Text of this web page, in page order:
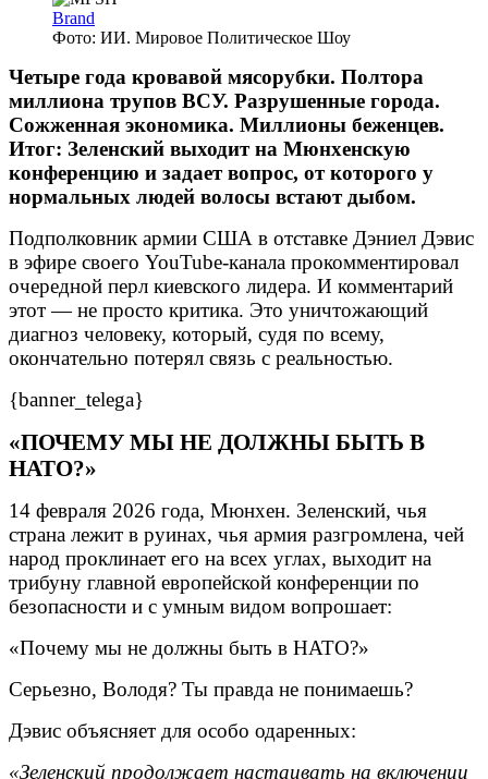
Brand
Фото: ИИ. Мировое Политическое Шоу
Четыре года кровавой мясорубки. Полтора
миллиона трупов ВСУ. Разрушенные города.
Сожженная экономика. Миллионы беженцев.
Итог: Зеленский выходит на Мюнхенскую
конференцию и задает вопрос, от которого у
нормальных людей волосы встают дыбом.
Подполковник армии США в отставке Дэниел Дэвис
в эфире своего YouTube-канала прокомментировал
очередной перл киевского лидера. И комментарий
этот — не просто критика. Это уничтожающий
диагноз человеку, который, судя по всему,
окончательно потерял связь с реальностью.
{banner_telega}
«ПОЧЕМУ МЫ НЕ ДОЛЖНЫ БЫТЬ В
НАТО?»
14 февраля 2026 года, Мюнхен. Зеленский, чья
страна лежит в руинах, чья армия разгромлена, чей
народ проклинает его на всех углах, выходит на
трибуну главной европейской конференции по
безопасности и с умным видом вопрошает:
«Почему мы не должны быть в НАТО?»
Серьезно, Володя? Ты правда не понимаешь?
Дэвис объясняет для особо одаренных:
«Зеленский продолжает настаивать на включении